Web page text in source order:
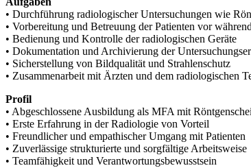
• Durchführung radiologischer Untersuchungen wie
• Vorbereitung und Betreuung der Patienten vor
• Bedienung und Kontrolle der radiologischen Geräte
• Dokumentation und Archivierung der
• Sicherstellung von Bildqualität und Strahlenschutz
• Zusammenarbeit mit Ärzten und dem radiologischen
Profil
• Abgeschlossene Ausbildung als MFA mit
• Erste Erfahrung in der Radiologie von Vorteil
• Freundlicher und empathischer Umgang mit Patienten
• Zuverlässige strukturierte und sorgfältige Arbeitsweise
• Teamfähigkeit und Verantwortungsbewusstsein